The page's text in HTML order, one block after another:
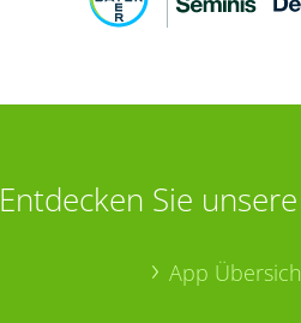
Entdecken Sie
App